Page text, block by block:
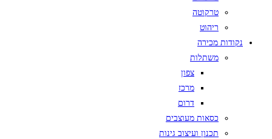
טרקוטה
ריהוט
נקודות מכירה
משתלות
צפון
מרכז
דרום
כסאות מעוצבים
תכנון ועיצוב גינות